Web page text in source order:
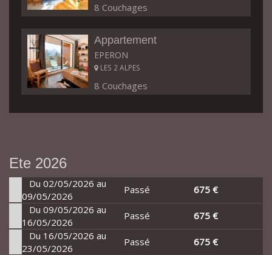
8 Couchages
Appartement
EPERON
LES 2 ALPES
8 Couchages
Ete 2026
Du 02/05/2026 au
09/05/2026
Passé
675 €
Du 09/05/2026 au
16/05/2026
Passé
675 €
Du 16/05/2026 au
23/05/2026
Passé
675 €